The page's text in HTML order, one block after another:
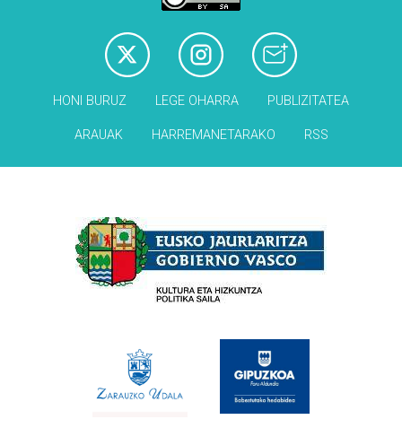
HONI BURUZ LEGE OHARRA PUBLIZITATEA
ARAUAK HARREMANETARAKO RSS